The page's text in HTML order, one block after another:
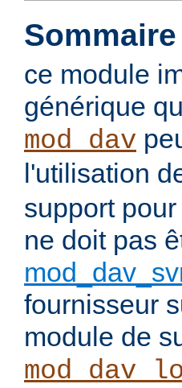
Sommaire
ce module
générique
mod_dav
l'utilisation
support
ne doit pas
fournisseur
module de